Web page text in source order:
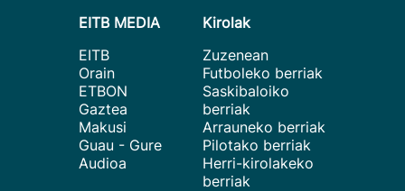
EITB MEDIA
EITB
Orain
ETBON
Gaztea
Makusi
Guau - Gure
Audioa
Kirolak
Zuzenean
Futboleko berriak
Saskibaloiko
berriak
Arrauneko berriak
Pilotako berriak
Herri-kirolakeko
berriak